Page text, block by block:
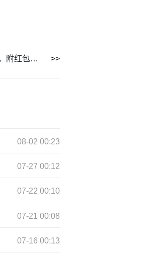
淘宝618别等当天买！5月31日开门红才是真低价，附红包口令
08-02 00:23
07-27 00:12
07-22 00:10
07-21 00:08
07-16 00:13